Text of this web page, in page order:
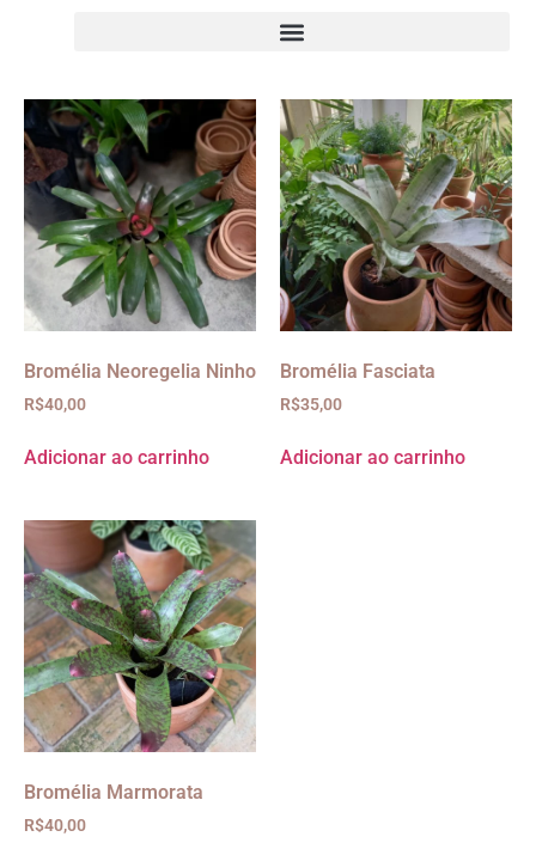
Bromélia Neoregelia Ninho
R$40,00
Adicionar ao carrinho
Bromélia Fasciata
R$35,00
Adicionar ao carrinho
Bromélia Marmorata
R$40,00